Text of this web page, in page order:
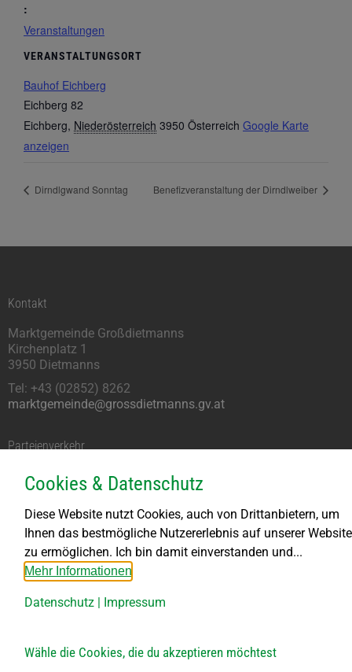
:
Veranstaltungen
VERANSTALTUNGSORT
Bauhof Eichberg
Eichberg 82
Eichberg, Niederösterreich 3950 Österreich Google Karte
anzeigen
Dirndlgwand Sonntag Benefizveranstaltung der Dirndlweiber
Kontakt
Marktgemeinde Großdietmanns
Kirchenplatz 1
3950 Dietmanns
Tel: +43 (02852) 8262
marktgemeinde@grossdietmanns.gv.at
Parteienverkehr
Montag kein Parteienverkehr
DI bis FR von 8.00 – 11.30 Uhr
DI von 13.30 – 18.00 Uhr
DO von 13.30 – 15.30 Uhr
Bauhof
Öffnungszeiten:
Jeden 1. Samstag im Monat
Jeden 2., 3., 4. und 5. Freitag im Monat
Cookies & Datenschutz
Diese Website nutzt Cookies, auch von Drittanbietern, um
Ihnen das bestmögliche Nutzererlebnis auf unserer Website
zu ermöglichen. Ich bin damit einverstanden und...
Mehr Informationen
Datenschutz | Impressum
Wähle die Cookies, die du akzeptieren möchtest